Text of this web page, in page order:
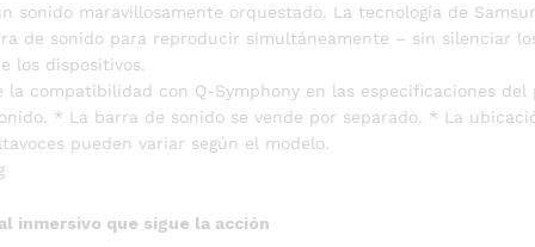
sonido maravillosamente orquestado. La tecnología de
de sonido para reproducir simultáneamente – sin silenciar
los dispositivos.
la compatibilidad con Q-Symphony en las especificaciones del
* La barra de sonido se vende por separado. * La
pueden variar según el modelo.
inmersivo que sigue la acción